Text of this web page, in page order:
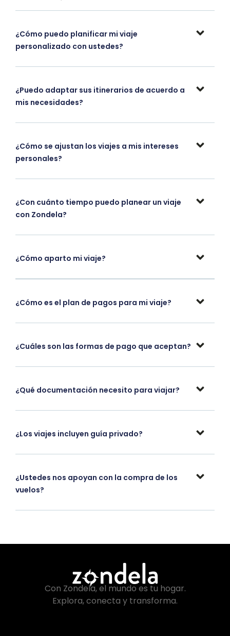
¿Cómo puedo planificar mi viaje
personalizado con ustedes?
¿Puedo adaptar sus itinerarios de acuerdo a
mis necesidades?
¿Cómo se ajustan los viajes a mis intereses
personales?
¿Con cuánto tiempo puedo planear un viaje
con Zondela?
¿Cómo aparto mi viaje?
¿Cómo es el plan de pagos para mi viaje?
¿Cuáles son las formas de pago que aceptan?
¿Qué documentación necesito para viajar?
¿Los viajes incluyen guía privado?
¿Ustedes nos apoyan con la compra de los
vuelos?
Con Zondela, el mundo es tu hogar.
Explora, conecta y transforma.